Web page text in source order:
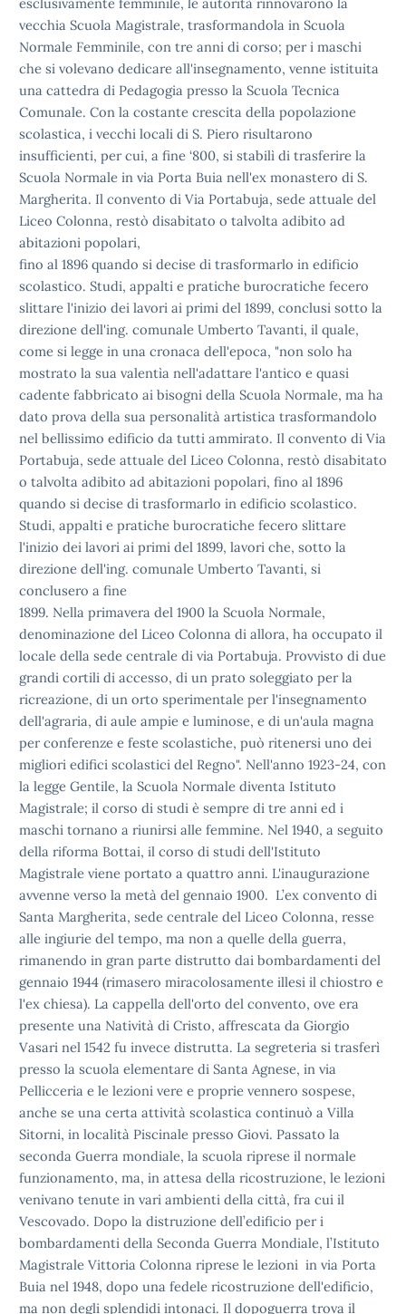
vecchia Scuola Magistrale, trasformandola in Scuola
Normale Femminile, con tre anni di corso; per i maschi
che si volevano dedicare all'insegnamento, venne istituita
una cattedra di Pedagogia presso la Scuola Tecnica
Comunale. Con la costante crescita della popolazione
scolastica, i vecchi locali di S. Piero risultarono
insufficienti, per cui, a fine ‘800, si stabilì di trasferire la
Scuola Normale in via Porta Buia nell'ex monastero di S.
Margherita. Il convento di Via Portabuja, sede attuale del
Liceo Colonna, restò disabitato o talvolta adibito ad
abitazioni popolari,
fino al 1896 quando si decise di trasformarlo in edificio
scolastico. Studi, appalti e pratiche burocratiche fecero
slittare l'inizio dei lavori ai primi del 1899, conclusi sotto la
direzione dell'ing. comunale Umberto Tavanti, il quale,
come si legge in una cronaca dell'epoca, "non solo ha
mostrato la sua valentìa nell'adattare l'antico e quasi
cadente fabbricato ai bisogni della Scuola Normale, ma ha
dato prova della sua personalità artistica trasformandolo
nel bellissimo edificio da tutti ammirato. Il convento di Via
Portabuja, sede attuale del Liceo Colonna, restò disabitato
o talvolta adibito ad abitazioni popolari, fino al 1896
quando si decise di trasformarlo in edificio scolastico.
Studi, appalti e pratiche burocratiche fecero slittare
l'inizio dei lavori ai primi del 1899, lavori che, sotto la
direzione dell'ing. comunale Umberto Tavanti, si
conclusero a fine
1899. Nella primavera del 1900 la Scuola Normale,
denominazione del Liceo Colonna di allora, ha occupato il
locale della sede centrale di via Portabuja. Provvisto di due
grandi cortili di accesso, di un prato soleggiato per la
ricreazione, di un orto sperimentale per l'insegnamento
dell'agraria, di aule ampie e luminose, e di un'aula magna
per conferenze e feste scolastiche, può ritenersi uno dei
migliori edifici scolastici del Regno". Nell'anno 1923-24, con
la legge Gentile, la Scuola Normale diventa Istituto
Magistrale; il corso di studi è sempre di tre anni ed i
maschi tornano a riunirsi alle femmine. Nel 1940, a seguito
della riforma Bottai, il corso di studi dell'Istituto
Magistrale viene portato a quattro anni. L'inaugurazione
avvenne verso la metà del gennaio 1900. L’ex convento di
Santa Margherita, sede centrale del Liceo Colonna, resse
alle ingiurie del tempo, ma non a quelle della guerra,
rimanendo in gran parte distrutto dai bombardamenti del
gennaio 1944 (rimasero miracolosamente illesi il chiostro e
l'ex chiesa). La cappella dell'orto del convento, ove era
presente una Natività di Cristo, affrescata da Giorgio
Vasari nel 1542 fu invece distrutta. La segreteria si trasferì
presso la scuola elementare di Santa Agnese, in via
Pellicceria e le lezioni vere e proprie vennero sospese,
anche se una certa attività scolastica continuò a Villa
Sitorni, in località Piscinale presso Giovi. Passato la
seconda Guerra mondiale, la scuola riprese il normale
funzionamento, ma, in attesa della ricostruzione, le lezioni
venivano tenute in vari ambienti della città, fra cui il
Vescovado. Dopo la distruzione dell’edificio per i
bombardamenti della Seconda Guerra Mondiale, l’Istituto
Magistrale Vittoria Colonna riprese le lezioni in via Porta
Buia nel 1948, dopo una fedele ricostruzione dell'edificio,
ma non degli splendidi intonaci. Il dopoguerra trova il